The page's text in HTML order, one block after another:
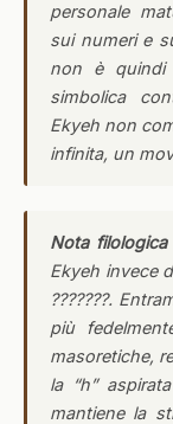
personale
sui numeri e
non è quindi
simbolica
Ekyeh non
infinita, un
Nota filologica
Ekyeh invece
???????.
più
masoretiche,
la “h”
mantiene la